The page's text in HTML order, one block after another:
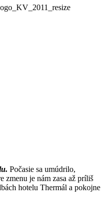
Počasie sa umúdrilo,
zmenu je nám zasa až príliš
hotelu Thermál a pokojne